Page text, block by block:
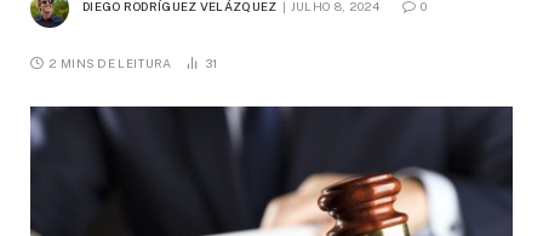
DIEGO RODRÍGUEZ VELÁZQUEZ JULHO 8, 2024 0
2 MINS DE LEITURA 31